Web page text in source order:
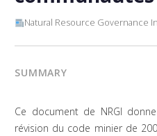
Natural Resource Governance
SUMMARY
Ce document de NRGI
révision du code minier de